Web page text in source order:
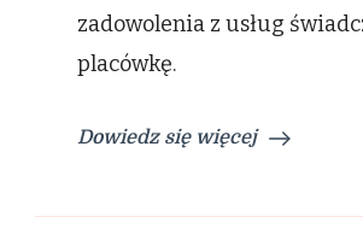
zadowolenia z usług
placówkę.
Dowiedz się więcej